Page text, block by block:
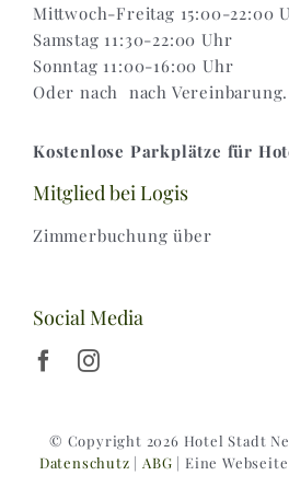
Mittwoch-Freitag 15:00-22:00
Samstag 11:30-22:00 Uhr
Sonntag 11:00-16:00 Uhr
Oder nach nach Vereinbarung.
Kostenlose Parkplätze für
Mitglied bei Logis
Zimmerbuchung über
Social Media
© Copyright 2026 Hotel Stadt
Datenschutz | ABG | Eine